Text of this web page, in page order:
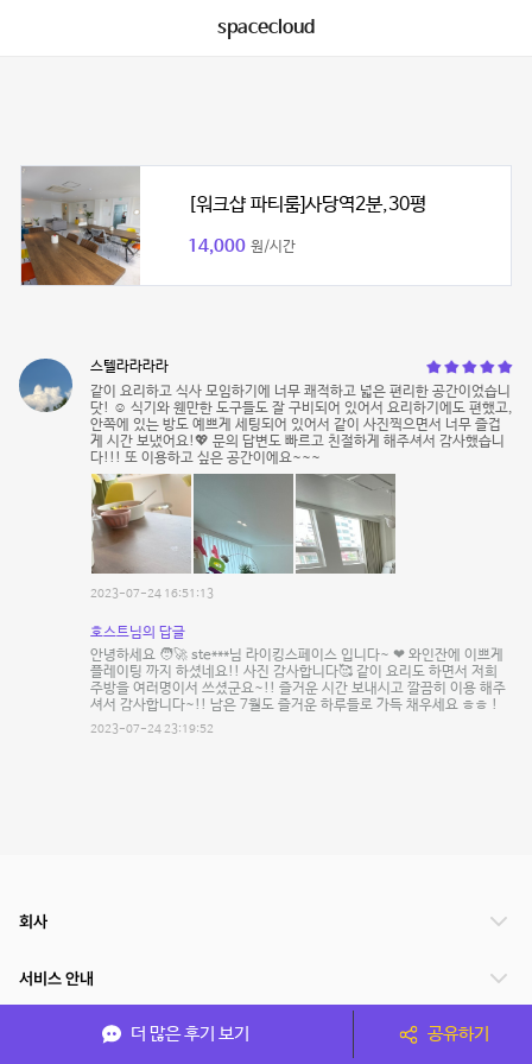
spacecloud
[워크샵 파티룸]사당역2분,30평
14,000 원/시간
스텔라라라라
같이 요리하고 식사 모임하기에 너무 쾌적하고 넓은 편리한 공간이었습니
닷! ☺️ 식기와 웬만한 도구들도 잘 구비되어 있어서 요리하기에도 편했고,
안쪽에 있는 방도 예쁘게 세팅되어 있어서 같이 사진찍으면서 너무 즐겁
게 시간 보냈어요!💖 문의 답변도 빠르고 친절하게 해주셔서 감사했습니
다!!! 또 이용하고 싶은 공간이에요~~~
2023-07-24 16:51:13
호스트님의 답글
안녕하세요 🧑‍🚀 ste***님 라이킹스페이스 입니다~ ❤ 와인잔에 이쁘게
플레이팅 까지 하셨네요!! 사진 감사합니다🥰 같이 요리도 하면서 저희
주방을 여러명이서 쓰셨군요~!! 즐거운 시간 보내시고 깔끔히 이용 해주
셔서 감사합니다~!! 남은 7월도 즐거운 하루들로 가득 채우세요 ㅎㅎ !
2023-07-24 23:19:52
더 많은 후기 보기 공유하기
회사
서비스 안내